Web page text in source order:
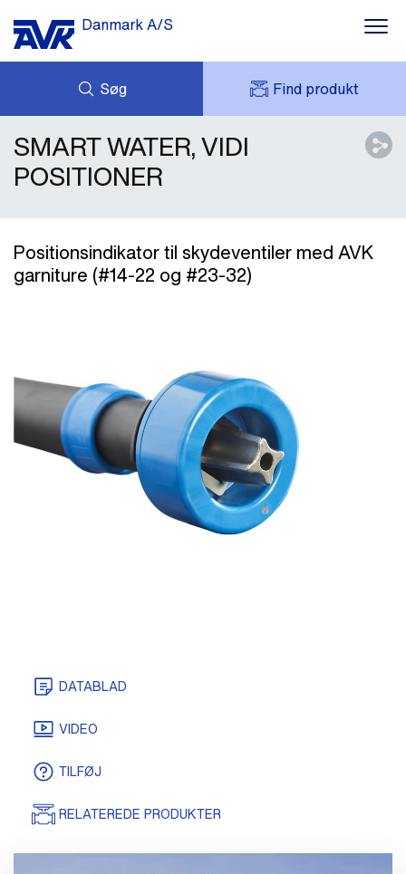
Danmark A/S
Søg Find produkt
NYHEDER
DOWNLOADS
OM OS
KONTAKT OS
FORESPØRG
MIT AVK
SMART WATER, VIDI
POSITIONER
Positionsindikator til skydeventiler med AVK
garniture (#14-22 og #23-32)
DATABLAD
VIDEO
TILFØJ
RELATEREDE PRODUKTER